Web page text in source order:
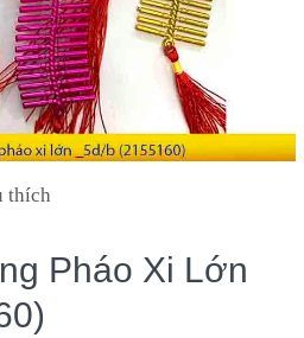
thích
Pháo Xi Lớn